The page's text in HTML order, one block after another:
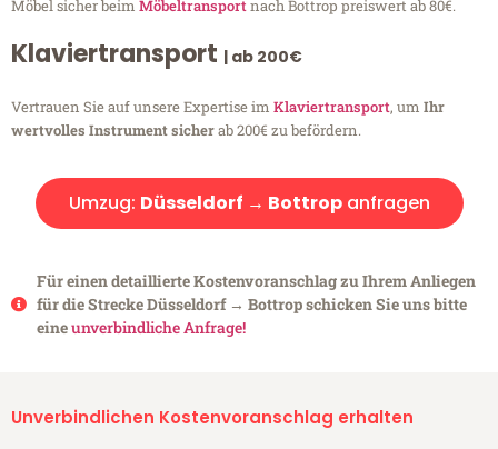
Möbel sicher beim Möbeltransportnach Bottrop preiswert ab 80€.
Klaviertransport | ab 200€
Vertrauen Sie auf unsere Expertise im Klaviertransport, um Ihr
wertvolles Instrument sicherab 200€ zu befördern.
Umzug: Düsseldorf → Bottropanfragen
Für einen detaillierte Kostenvoranschlag zu Ihrem Anliegen
für die Strecke Düsseldorf → Bottrop schicken Sie uns bitte
eineunverbindliche Anfrage!
Unverbindlichen Kostenvoranschlag erhalten